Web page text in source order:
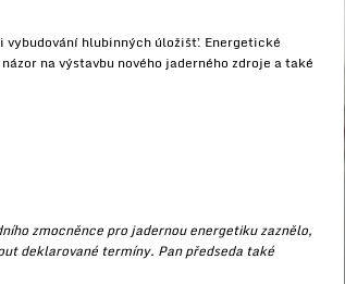
hlubinných úložišť. Energetické
na výstavbu nového jaderného zdroje a také
zmocněnce pro jadernou energetiku zaznělo,
deklarované termíny. Pan předseda také